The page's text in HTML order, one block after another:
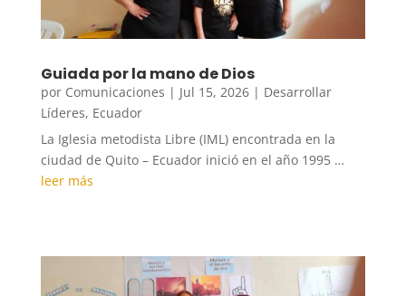
Guiada por la mano de Dios
por Comunicaciones | Jul 15, 2026| Desarrollar
Líderes, Ecuador
La Iglesia metodista Libre (IML) encontrada en la
ciudad de Quito – Ecuador inició en el año 1995 …
leer más